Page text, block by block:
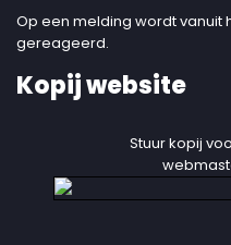
Op een melding wordt vanuit
gereageerd.
Kopij website
Stuur kopij